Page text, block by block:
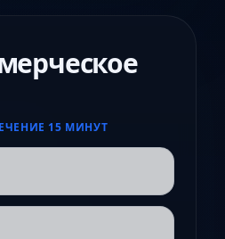
15 МИНУТ